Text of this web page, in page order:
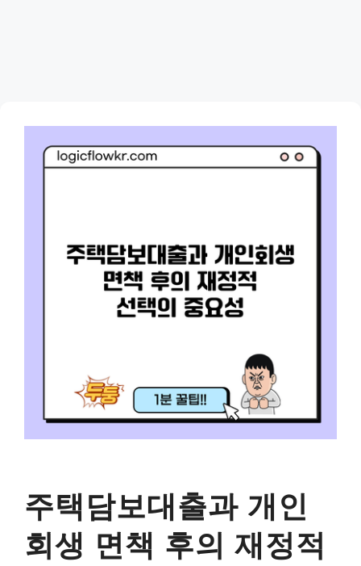
주택담보대출과 개인
회생 면책 후의 재정적